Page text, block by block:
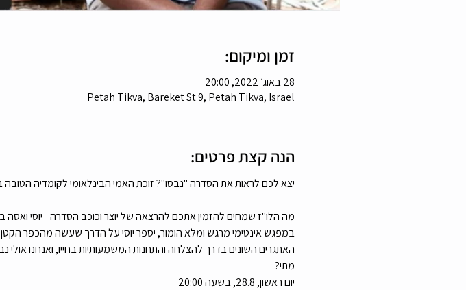
זמן ומיקום:
28 באוג׳ 2022, 20:00
Petah Tikva, Bareket St 9, Petah Tikva, Israel
הנה קצת פרטים:
יצא לכם לראות את הסדרה "נבסו"? זוכת האמי הבינלאומי לקומדיה הטובה
מה הלו"ז שמחים להזמין אתכם להרצאה של יוצר וכוכב הסדרה - יוסי ואסה
במפגש אינטימי מרגש ומלא הומור, יספר יוסי על הדרך שעשה מהכפר הקטן
האתגרים השונים בדרך להצלחה והתחנות המשמעותיות בחייו, ואנחנו אולי
מתי?
יום ראשון, 28.8, בשעה 20:00